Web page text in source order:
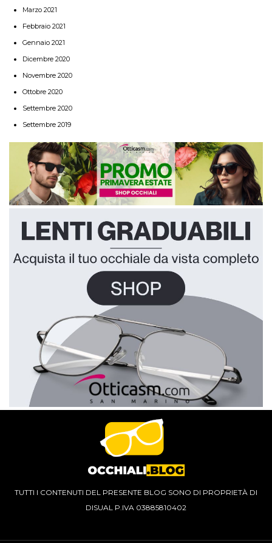
Marzo 2021
Febbraio 2021
Gennaio 2021
Dicembre 2020
Novembre 2020
Ottobre 2020
Settembre 2020
Settembre 2019
TUTTI I CONTENUTI DEL PRESENTE BLOG SONO DI PROPRIETÀ DI
DISUAL P.IVA 03885810402